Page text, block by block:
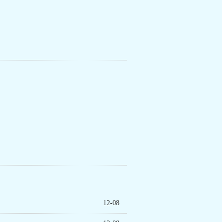
12-08